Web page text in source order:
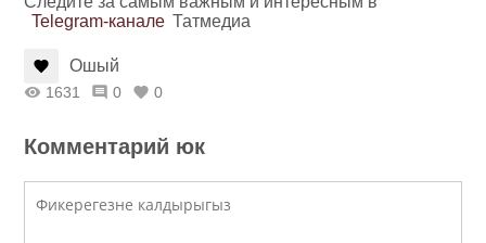
Telegram-канале Татмедиа
Ошый
1631 0 0
Комментарий юк